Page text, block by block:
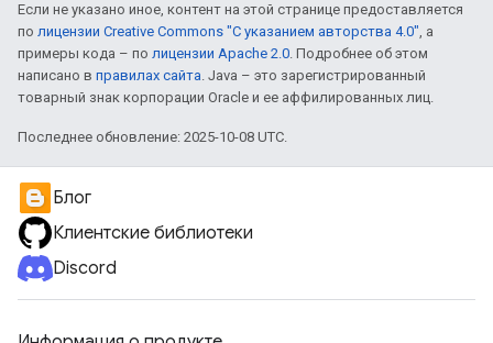
Если не указано иное, контент на этой странице предоставляется
по лицензии Creative Commons "С указанием авторства 4.0", а
примеры кода – по лицензии Apache 2.0. Подробнее об этом
написано в правилах сайта. Java – это зарегистрированный
товарный знак корпорации Oracle и ее аффилированных лиц.
Последнее обновление: 2025-10-08 UTC.
Блог
Клиентские библиотеки
Discord